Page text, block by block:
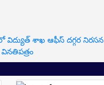
విద్యుత్ శాఖ ఆఫీస్ దగ్గర నిరసన